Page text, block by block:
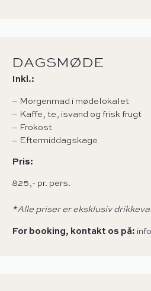
DAGSMØDE
Inkl.:
– Morgenmad i mødelokalet
– Kaffe, te, isvand og frisk frugt
– Frokost
– Eftermiddagskage
Pris:
825,- pr. pers.
*Alle priser er eksklusiv
For booking, kontakt os på: